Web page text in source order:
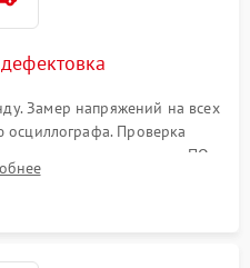
Замер напряжений на всех
Проверка
специализированного ПО